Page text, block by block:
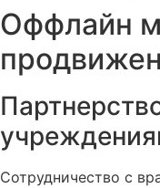
Оффлайн
Сотрудничество с